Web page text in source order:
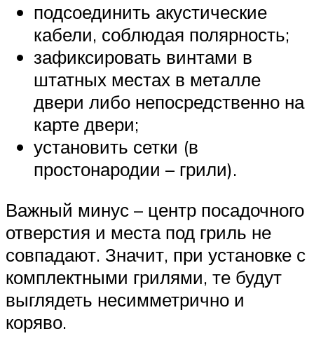
подсоединить акустические
кабели, соблюдая полярность;
зафиксировать винтами в
штатных местах в металле
двери либо непосредственно на
карте двери;
установить сетки (в
простонародии – грили).
Важный минус – центр посадочного
отверстия и места под гриль не
совпадают. Значит, при установке с
комплектными грилями, те будут
выглядеть несимметрично и
коряво.